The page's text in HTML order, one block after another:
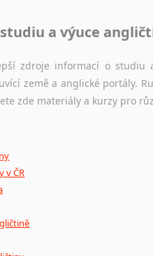
soubor autentických
a výuce
zdroje informací o studiu
země a anglické portály.
zde materiály a kurzy pro
v ČR